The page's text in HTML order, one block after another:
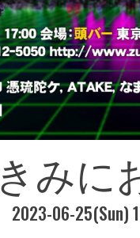
きみに
2023-06-25(Sun)